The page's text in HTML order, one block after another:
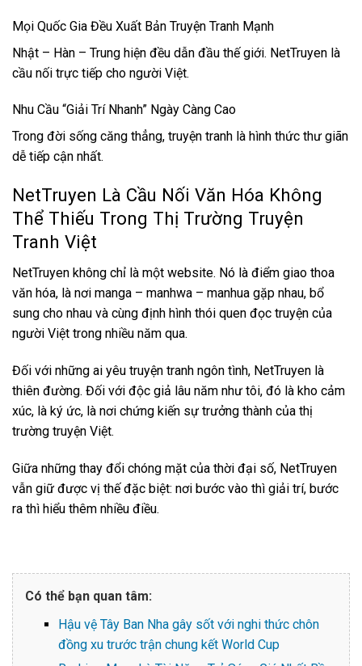
Mọi Quốc Gia Đều Xuất Bản Truyện Tranh Mạnh
Nhật – Hàn – Trung hiện đều dẫn đầu thế giới. NetTruyen là
cầu nối trực tiếp cho người Việt.
Nhu Cầu “Giải Trí Nhanh” Ngày Càng Cao
Trong đời sống căng thẳng, truyện tranh là hình thức thư giãn
dễ tiếp cận nhất.
NetTruyen Là Cầu Nối Văn Hóa Không
Thể Thiếu Trong Thị Trường Truyện
Tranh Việt
NetTruyen không chỉ là một website. Nó là điểm giao thoa
văn hóa, là nơi manga – manhwa – manhua gặp nhau, bổ
sung cho nhau và cùng định hình thói quen đọc truyện của
người Việt trong nhiều năm qua.
Đối với những ai yêu truyện tranh ngôn tình, NetTruyen là
thiên đường. Đối với độc giả lâu năm như tôi, đó là kho cảm
xúc, là ký ức, là nơi chứng kiến sự trưởng thành của thị
trường truyện Việt.
Giữa những thay đổi chóng mặt của thời đại số, NetTruyen
vẫn giữ được vị thế đặc biệt: nơi bước vào thì giải trí, bước
ra thì hiểu thêm nhiều điều.
Có thể bạn quan tâm:
Hậu vệ Tây Ban Nha gây sốt với nghi thức chôn
đồng xu trước trận chung kết World Cup